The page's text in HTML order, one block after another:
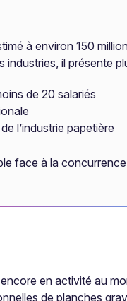
à environ 150
il présente
de 20 salariés
l’industrie papetière
face à la
en activité au
de planches